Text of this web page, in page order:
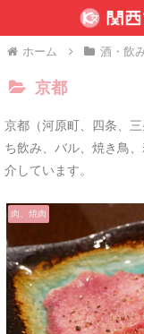
ホーム 酒・飲
京都
京都（河原町、四条、
ち飲み、バル、焼き鳥
介しています。
肉、焼肉